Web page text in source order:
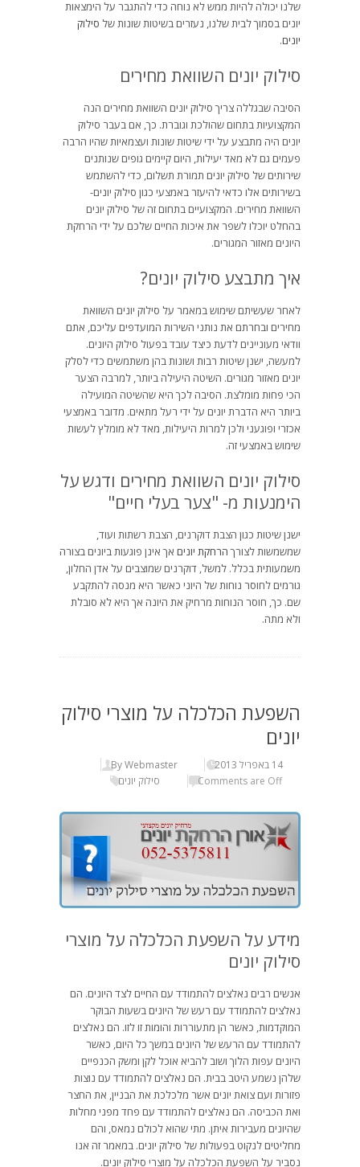
שלנו יכולה להיות ממש לא נוחה כדי להתגבר על הימצאות
יונים בסמוך לבית שלנו, נעזרים בשיטות שונות של סילוק
יונים.
סילוק יונים השוואת מחירים
הסיבה שבגללה צריך סילוק יונים השוואת מחירים הנה
המקצועיות בתחום שהולכת וגוברת. כך, אם בעבר סילוק
יונים היה מתבצע על ידי שיטות שונות ועצמאיות שהיו הרבה
פעמים גם לא מאד יעילות, היום קיימים גופים שנותנים
שירותים של סילוק יונים תמורת תשלום, כדי להשתמש
בשירותים אלו כדאי להיעזר באמצעי כגון סילוק יונים-
השוואת מחירים. המקצועיים בתחום זה של סילוק יונים
בהחלט יוכלו לשפר את איכות החיים שלכם על ידי הרחקת
היונים מאזור המגורים.
איך מתבצע סילוק יונים?
לאחר שעשיתם שימוש במאמר על סילוק יונים השוואת
מחירים ובחרתם את נותני השירות המועדפים עליכם, אתם
וודאי מעוניינים לדעת כיצד עובד בפעול סילוק היונים.
למעשה, ישנן שיטות רבות ושונות בהן משתמשים כדי לסלק
יונים מאזור מגורים. השיטה היעילה ביותר, למרבה הצער
הכי פחות מומלצת. הסיבה לכך היא שהשיטה המועילה
ביותר היא הדברת יונים על ידי רעל מתאים. מדובר באמצעי
אכזרי ופוגעני ולכן למרות היעילות, מאד לא מומלץ לעשות
שימוש באמצעי זה.
סילוק יונים השוואת מחירים ודגש על
הימנעות מ- "צער בעלי חיים"
ישנן שיטות כגון הצבת דוקרנים, הצבת רשתות ועוד,
שמשמשות לצורךהרחקת יונים אך אינן פוגעות ביונים בצורה
משמעותית בכלל. למשל, דוקרנים שמוצבים על אדן החלון,
גורמים לחוסר נוחות של היוני כאשר היא מנסה להתקבע
שם. כך, חוסר הנוחות מרחיק את היונה אך היא לא סובלת
ולא מתה.
השפעת הכלכלה על מוצרי סילוק
יונים
14 באפריל 2013
By Webmaster
Comments are Off
סילוק יונים
מידע על השפעת הכלכלה על מוצרי
סילוק יונים
אנשים רבים נאלצים להתמודד עם החיים לצד היונים. הם
נאלצים להתמודד עם רעש של היונים בשעות הבוקר
המוקדמות, כאשר הן מתעוררות והומות זו לזו. הם נאלצים
להתמודד עם הרעש של היונים במשך כל היום, כאשר
היונים עפות הלוך ושוב להביא אוכל לקן ומשק הכנפיים
שלהן נשמע היטב בבית. הם נאלצים להתמודד עם נוצות
פזורות ועם צואת יונים אשר מלכלכת את הבניין, את החצר
ואת הכביסה. הם נאלצים להתמודד עם פחד מפני מחלות
שהיונים מעבירות איתן. מתי שהוא לכולם נמאס, והם
מחליטים לנקוט בפעולות של סילוק יונים. במאמר זה אנו
נסביר על השפעת הכלכלה על מוצרי סילוק יונים.